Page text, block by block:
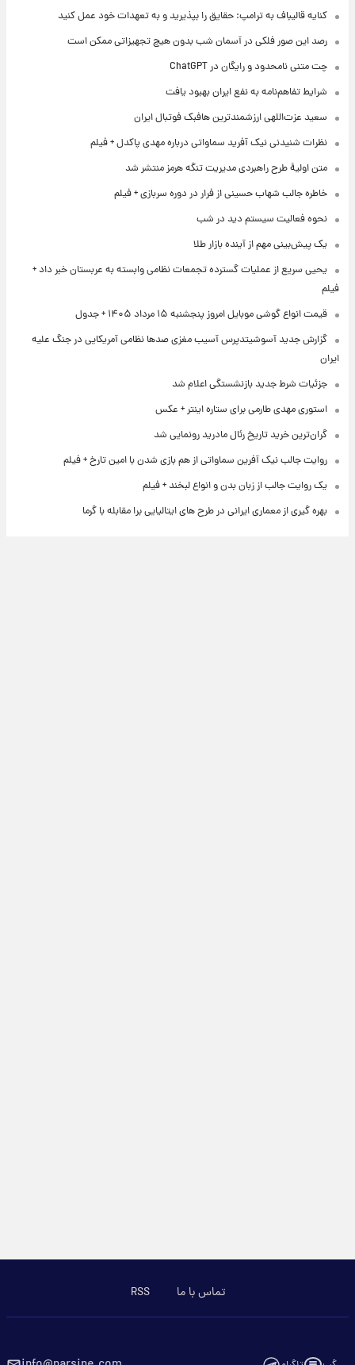
کنایه قالیباف به ترامپ: حقایق را بپذیرید و به تعهدات خود عمل کنید
رصد این صور فلکی در آسمان شب بدون هیچ تجهیزاتی ممکن است
چت متنی نامحدود و رایگان در ChatGPT
شرایط تفاهم‌نامه به نفع ایران بهبود یافت
سعید عزت‌اللهی ارزشمندترین هافبک فوتبال ایران
نظرات شنیدنی نیک آفرید سماواتی درباره مهدی پاکدل + فیلم
متن اولیۀ طرح راهبردی مدیریت تنگه هرمز منتشر شد
خاطره جالب شهاب حسینی از فرار در دوره سربازی + فیلم
نحوه فعالیت سیستم دید در شب
یک پیش‌بینی مهم از آینده بازار طلا
یحیی سریع از عملیات گسترده تجمعات نظامی وابسته به عربستان خبر داد +
فیلم
قیمت انواع گوشی موبایل امروز پنجشنبه ۱۵ مرداد ۱۴۰۵ + جدول
گزارش جدید آسوشیتدپرس آسیب مغزی صدها نظامی آمریکایی در جنگ علیه
ایران
جزئیات شرط جدید بازنشستگی اعلام شد
استوری مهدی طارمی برای ستاره اینتر + عکس
گران‌ترین خرید تاریخ رئال مادرید رونمایی شد
روایت جالب نیک آفرین سماواتی از هم بازی شدن با امین تارخ + فیلم
یک روایت جالب از زبان بدن و انواع لبخند + فیلم
بهره گیری از معماری ایرانی در طرح های ایتالیایی برا مقابله با گرما
تماس با ما RSS